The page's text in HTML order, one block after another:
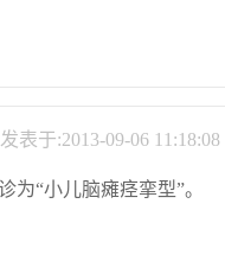
发表于:2013-09-06 11:18:08
“小儿脑瘫痉挛型”。